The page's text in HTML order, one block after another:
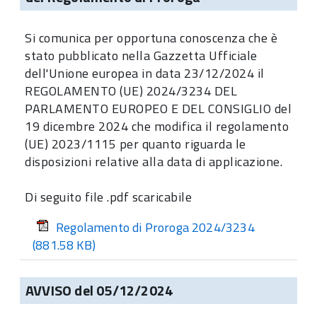
Si comunica per opportuna conoscenza che è
stato pubblicato nella Gazzetta Ufficiale
dell'Unione europea in data 23/12/2024 il
REGOLAMENTO (UE) 2024/3234 DEL
PARLAMENTO EUROPEO E DEL CONSIGLIO del
19 dicembre 2024 che modifica il regolamento
(UE) 2023/1115 per quanto riguarda le
disposizioni relative alla data di applicazione.
Di seguito file .pdf scaricabile
Regolamento di Proroga 2024/3234
(881.58 KB)
AVVISO del 05/12/2024